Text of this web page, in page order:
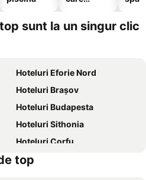
animale
sunt la un singur clic
Hoteluri Eforie Nord
Hoteluri Brașov
Hoteluri Budapesta
Hoteluri Sithonia
Hoteluri Corfu
Hoteluri Chalkidiki
top